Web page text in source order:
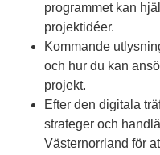
programmet kan
projektidéer.
Kommande
och hur du kan
projekt.
Efter den digitala
strateger och
Västernorrland för